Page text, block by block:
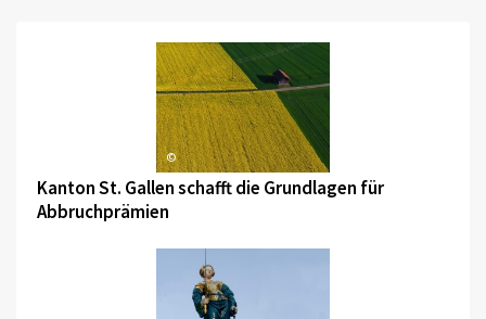
©
Kanton St. Gallen schafft die Grundlagen für
Abbruchprämien